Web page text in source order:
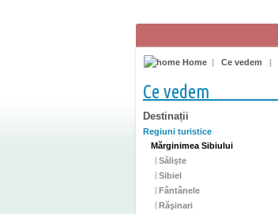
Home | Ce vedem |
Ce vedem
Destinații
Regiuni turistice
Mărginimea Sibiului
Sălişte
Sibiel
Fântânele
Răşinari